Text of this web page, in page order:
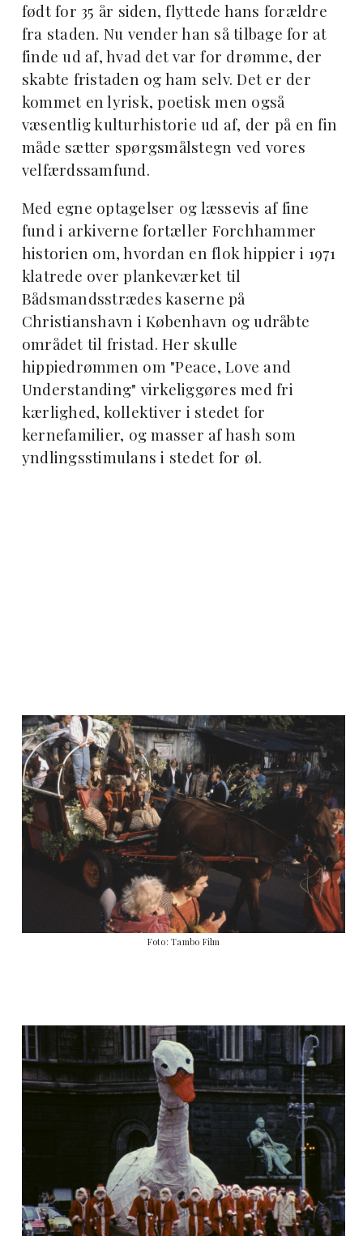
født for 35 år siden, flyttede hans forældre
fra staden. Nu vender han så tilbage for at
finde ud af, hvad det var for drømme, der
skabte fristaden og ham selv. Det er der
kommet en lyrisk, poetisk men også
væsentlig kulturhistorie ud af, der på en fin
måde sætter spørgsmålstegn ved vores
velfærdssamfund.
Med egne optagelser og læssevis af fine
fund i arkiverne fortæller Forchhammer
historien om, hvordan en flok hippier i 1971
klatrede over plankeværket til
Bådsmandsstrædes kaserne på
Christianshavn i København og udråbte
området til fristad. Her skulle
hippiedrømmen om "Peace, Love and
Understanding" virkeliggøres med fri
kærlighed, kollektiver i stedet for
kernefamilier, og masser af hash som
yndlingsstimulans i stedet for øl.
Foto: Tambo Film